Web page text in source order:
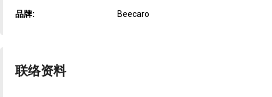
品牌: Beecaro
联络资料